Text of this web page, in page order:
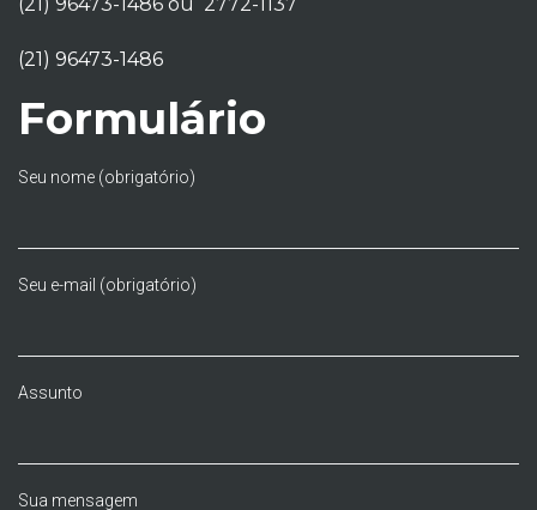
(21) 96473-1486
Formulário
Seu nome (obrigatório)
Seu e-mail (obrigatório)
Assunto
Sua mensagem